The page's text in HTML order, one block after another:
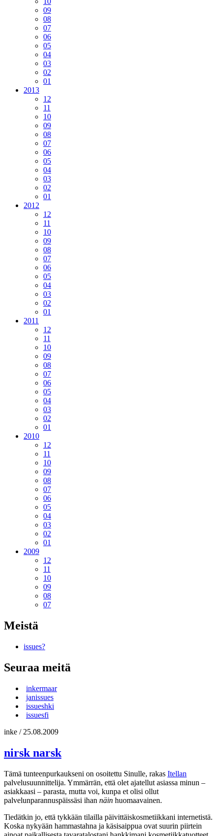
09
08
07
06
05
04
03
02
01
2013
12
11
10
09
08
07
06
05
04
03
02
01
2012
12
11
10
09
08
07
06
05
04
03
02
01
2011
12
11
10
09
08
07
06
05
04
03
02
01
2010
12
11
10
09
08
07
06
05
04
03
02
01
2009
12
11
10
09
08
07
Meistä
issues?
Seuraa meitä
inkermaar
janissues
issueshki
issuesfi
inke / 25.08.2009
nirsk narsk
Tämä tunteenpurkaukseni on osoitettu Sinulle, rakas Itellan
palvelusuunnittelija. Ymmärrän, että olet ajatellut asiassa minun –
asiakkaasi – parasta, mutta voi, kunpa et olisi ollut
palvelunparannuspäissäsi ihan näin huomaavainen.
Tiedätkin jo, että tykkään tilailla päivittäiskosmetiikkani internetistä.
Koska nykyään hammastahna ja käsisaippua ovat suurin piirtein